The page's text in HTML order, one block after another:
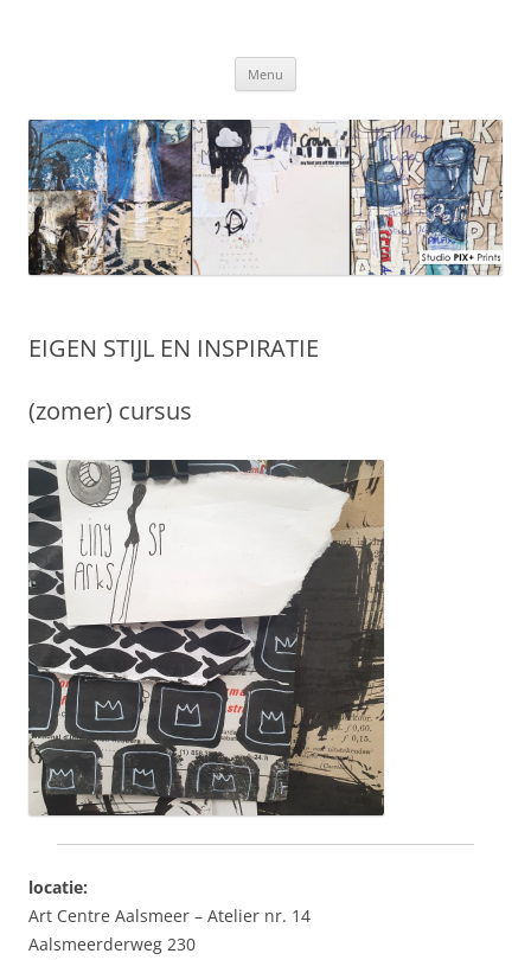
Menu
EIGEN STIJL EN INSPIRATIE
(zomer) cursus
locatie:
Art Centre Aalsmeer – Atelier nr. 14
Aalsmeerderweg 230